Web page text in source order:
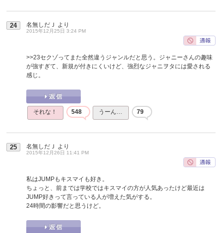
24 名無しだＪ より
2015年12月25日 3:24 PM
>>23セクゾってまた全然違うジャンルだと思う。ジャニーさんの趣味
が強すぎて、新規が付きにくいけど、強烈なジャニヲタには愛される
感じ。
それな！ 548 うーん… 79
25 名無しだＪ より
2015年12月26日 11:41 PM
私はJUMPもキスマイも好き。
ちょっと、前までは学校ではキスマイの方が人気あったけど最近は
JUMP好きって言っている人が増えた気がする。
24時間の影響だと思うけど。